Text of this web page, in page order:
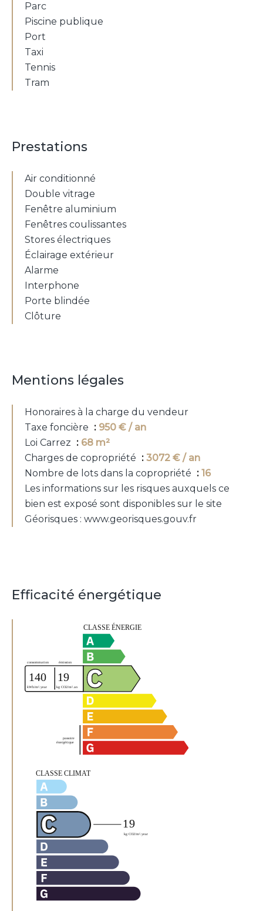
Parc
Piscine publique
Port
Taxi
Tennis
Tram
Prestations
Air conditionné
Double vitrage
Fenêtre aluminium
Fenêtres coulissantes
Stores électriques
Éclairage extérieur
Alarme
Interphone
Porte blindée
Clôture
Mentions légales
Honoraires à la charge du vendeur
Taxe foncière
950 € / an
Loi Carrez
68 m²
Charges de copropriété
3072 € / an
Nombre de lots dans la copropriété
16
Les informations sur les risques auxquels ce
bien est exposé sont disponibles sur le site
Géorisques : www.georisques.gouv.fr
Efficacité énergétique